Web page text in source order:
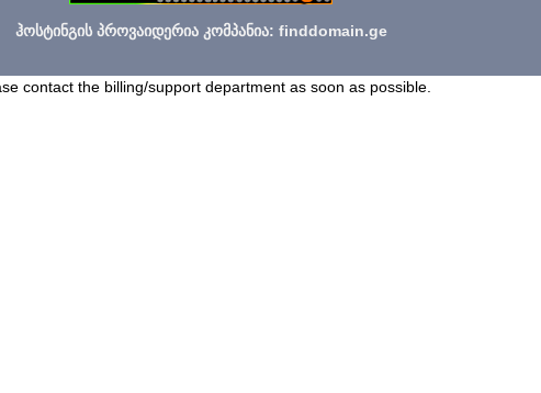
ჰოსტინგის პროვაიდერია კომპანია: finddomain.ge
contact the billing/support department as soon as possible.